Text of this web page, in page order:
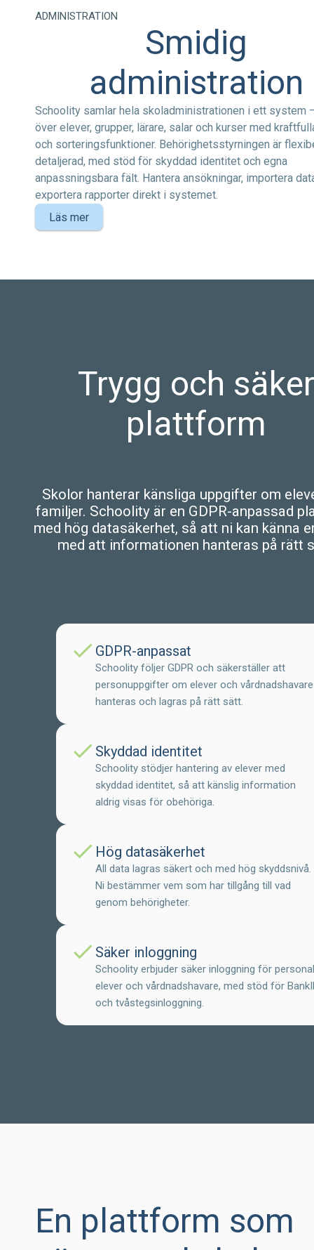
ADMINISTRATION
Smidig
administration
Schoolity samlar hela skoladministrationen i ett system
över elever, grupper, lärare, salar och kurser med
och sorteringsfunktioner. Behörighetsstyrningen är
detaljerad, med stöd för skyddad identitet och egna
anpassningsbara fält. Hantera ansökningar, importera
exportera rapporter direkt i systemet.
Läs mer
Trygg och säker
plattform
Skolor hanterar känsliga uppgifter om
familjer. Schoolity är en GDPR-anpassad
med hög datasäkerhet, så att ni kan känna
med att informationen hanteras på rätt
check GDPR-anpassat
Schoolity följer GDPR och säkerställer att
personuppgifter om elever och vårdnadshavare
hanteras och lagras på rätt sätt.
check Skyddad identitet
Schoolity stödjer hantering av elever med
skyddad identitet, så att känslig information
aldrig visas för obehöriga.
check Hög datasäkerhet
All data lagras säkert och med hög skyddsnivå.
Ni bestämmer vem som har tillgång till vad
genom behörigheter.
check Säker inloggning
Schoolity erbjuder säker inloggning för
elever och vårdnadshavare, med stöd för
och tvåstegsinloggning.
En plattform som